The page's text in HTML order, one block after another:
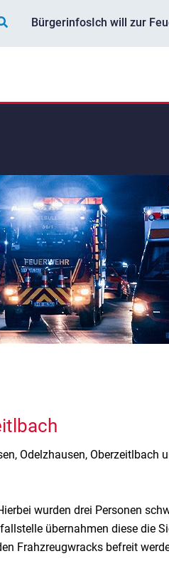
BürgerinfosIch will zur
Odelzhausen, Oberzeitlbach
wurden drei Personen
übernahmen diese die
Frahzreugwracks befreit